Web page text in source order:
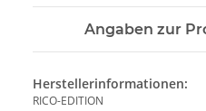
Angaben zur
Herstellerinformationen:
RICO-EDITION